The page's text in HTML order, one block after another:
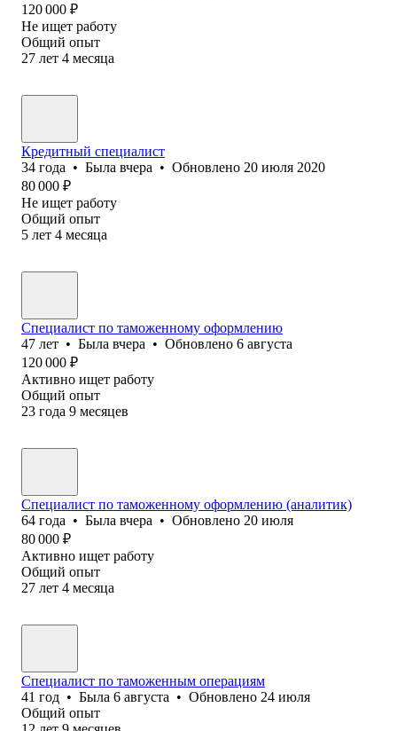
120 000 ₽
Не ищет работу
Общий опыт
27 лет 4 месяца
Кредитный специалист
34 года • Была вчера • Обновлено 20 июля 2020
80 000 ₽
Не ищет работу
Общий опыт
5 лет 4 месяца
Специалист по таможенному оформлению
47 лет • Была вчера • Обновлено 6 августа
120 000 ₽
Активно ищет работу
Общий опыт
23 года 9 месяцев
Специалист по таможенному оформлению (аналитик)
64 года • Была вчера • Обновлено 20 июля
80 000 ₽
Активно ищет работу
Общий опыт
27 лет 4 месяца
Специалист по таможенным операциям
41 год • Была 6 августа • Обновлено 24 июля
Общий опыт